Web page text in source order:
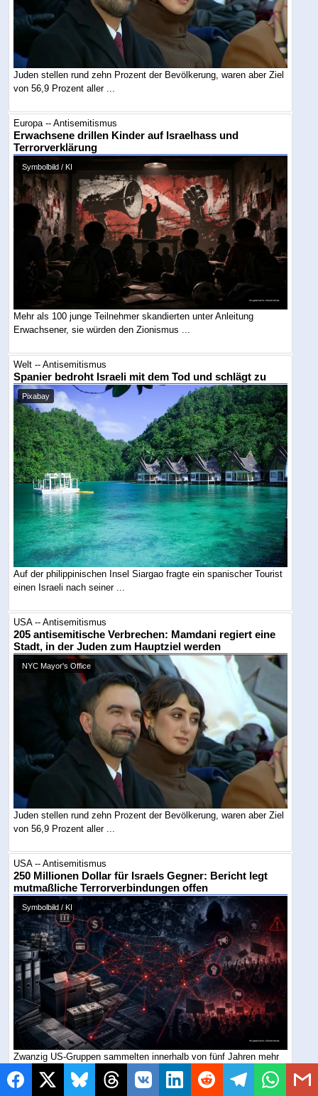
Juden stellen rund zehn Prozent der Bevölkerung, waren aber Ziel
von 56,9 Prozent aller ...
Europa -- Antisemitismus
Erwachsene drillen Kinder auf Israelhass und
Terrorverklärung
Symbolbild / KI
Mehr als 100 junge Teilnehmer skandierten unter Anleitung
Erwachsener, sie würden den Zionismus ...
Welt -- Antisemitismus
Spanier bedroht Israeli mit dem Tod und schlägt zu
Pixabay
Auf der philippinischen Insel Siargao fragte ein spanischer Tourist
einen Israeli nach seiner ...
USA -- Antisemitismus
205 antisemitische Verbrechen: Mamdani regiert eine
Stadt, in der Juden zum Hauptziel werden
NYC Mayor's Office
Juden stellen rund zehn Prozent der Bevölkerung, waren aber Ziel
von 56,9 Prozent aller ...
USA -- Antisemitismus
250 Millionen Dollar für Israels Gegner: Bericht legt
mutmaßliche Terrorverbindungen offen
Symbolbild / KI
Zwanzig US-Gruppen sammelten innerhalb von fünf Jahren mehr
als 250 Millionen Dollar ein. Ein ...